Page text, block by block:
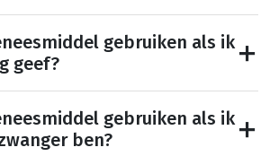
gebruiken als ik
geef?
gebruiken als ik
ben?